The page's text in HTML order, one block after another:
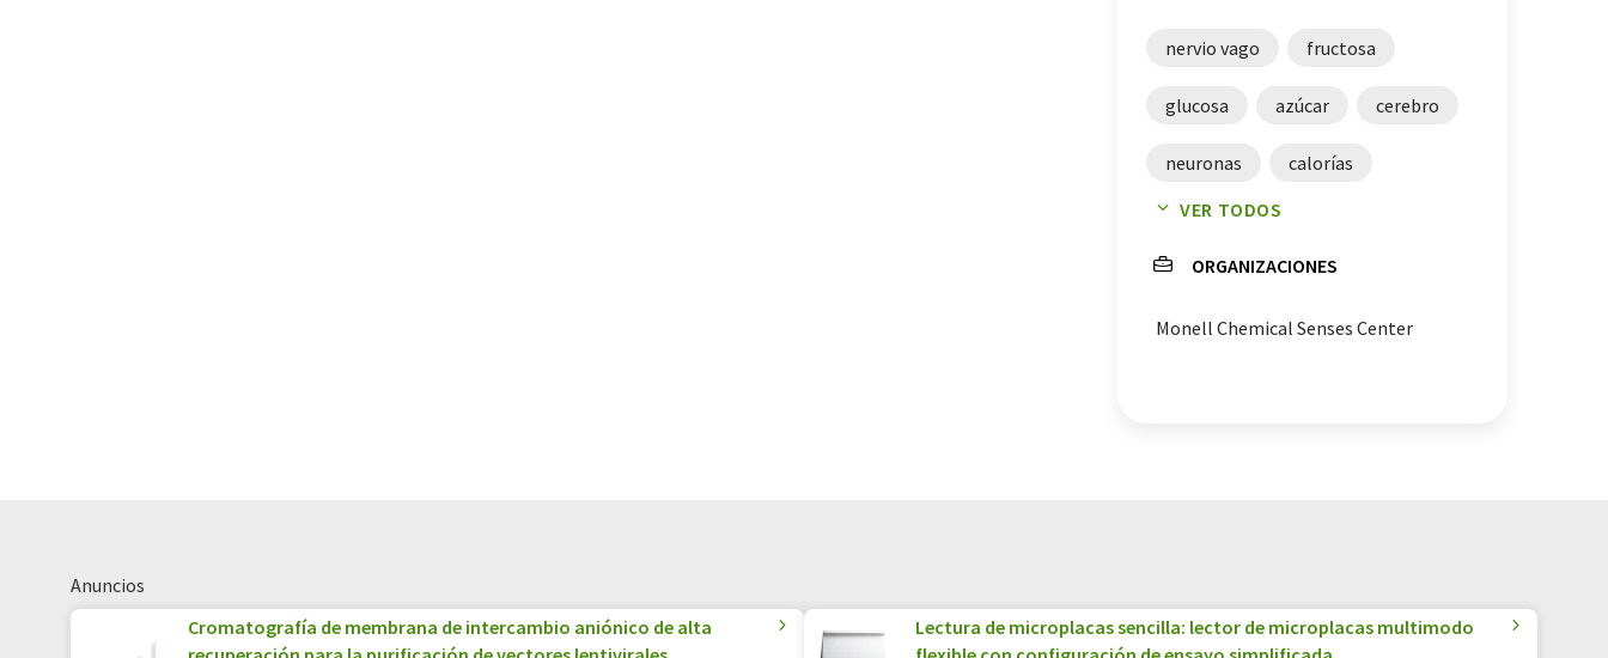
nervio vago fructosa
glucosa azúcar cerebro
neuronas calorías
células cerebrales
jarabe de maíz
VER TODOS
ORGANIZACIONES
Monell Chemical Senses Center
Anuncios
Cromatografía de membrana de intercambio aniónico de alta
Lectura de microplacas sencilla: lector de microplacas multimodo